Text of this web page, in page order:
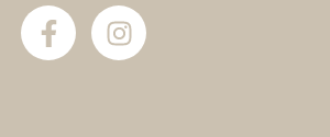
F
a
I
n